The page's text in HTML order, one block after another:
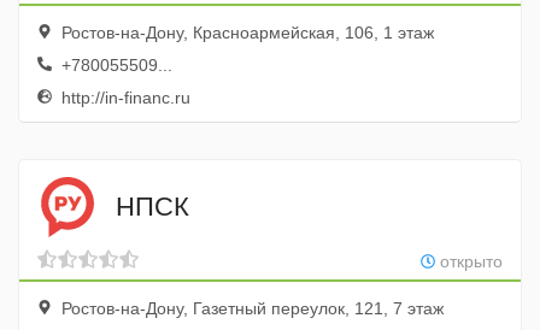
Ростов-на-Дону, Красноармейская, 106, 1 этаж
+780055509...
http://in-financ.ru
НПСК
открыто
Ростов-на-Дону, Газетный переулок, 121, 7 этаж